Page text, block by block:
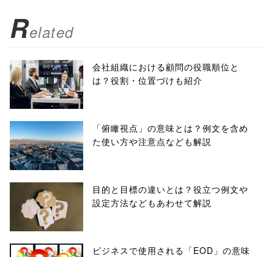
Related
会社組織における顧問の役職順位と
は？役割・位置づけも紹介
「俯瞰視点」の意味とは？例文を含め
た使い方や注意点なども解説
目的と目標の違いとは？役立つ例文や
設定方法などもあわせて解説
ビジネスで使用される「EOD」の意味